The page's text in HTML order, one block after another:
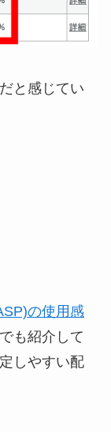
と感じてい
の使用感
でも紹介して
しやすい配